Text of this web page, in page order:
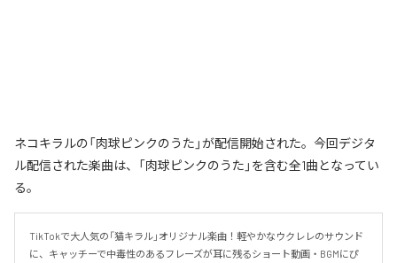
ネコキラルの「肉球ピンクのうた」が配信開始された。今回デジタ
ル配信された楽曲は、「肉球ピンクのうた」を含む全1曲となってい
る。
TikTokで大人気の「猫キラル」オリジナル楽曲！軽やかなウクレレのサウンド
に、キャッチーで中毒性のあるフレーズが耳に残るショート動画・BGMにぴ